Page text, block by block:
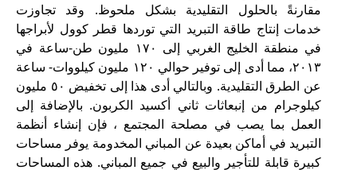
مقارنةً بالحلول التقليدية بشكل ملحوظ. وقد تجاوزت
خدمات إنتاج طاقة التبريد التي توردها قطر كوول لأبراجها
في منطقة الخليج الغربي إلى ١٧٠ مليون طن-ساعة في
٢٠١٣، مما أدى إلى توفير حوالي ١٢٠ مليون كيلووات- ساعة
عن الطرق التقليدية. وبالتالي أدى هذا إلى تخفيض ٥٠ مليون
كيلوجرام من إنبعاثات ثاني أكسيد الكربون. بالإضافة إلى
العمل بما يصب في مصلحة المجتمع ، فإن إنشاء أنظمة
التبريد في أماكن بعيدة عن المباني المخدومة يوفر مساحات
كبيرة قابلة للتأجير والبيع في جميع المباني. هذه المساحات